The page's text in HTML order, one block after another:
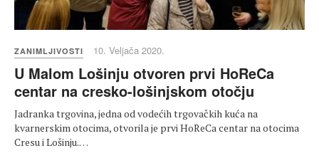
ZANIMLJIVOSTI 10. Veljača 2020.
U Malom Lošinju otvoren prvi HoReCa
centar na cresko-lošinjskom otočju
Jadranka trgovina, jedna od vodećih trgovačkih kuća na
kvarnerskim otocima, otvorila je prvi HoReCa centar na otocima
Cresu i Lošinju.…